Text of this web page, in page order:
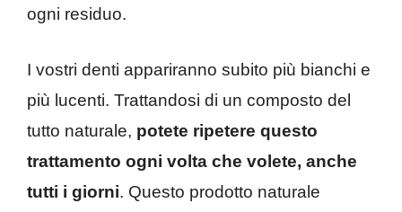
ogni residuo.
I vostri denti appariranno subito più bianchi e
più lucenti. Trattandosi di un composto del
tutto naturale, potete ripetere questo
trattamento ogni volta che volete, anche
tutti i giorni. Questo prodotto naturale